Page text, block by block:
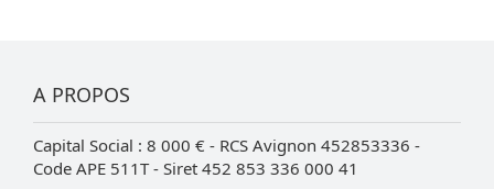
A PROPOS
Capital Social : 8 000 € - RCS Avignon 452853336 -
Code APE 511T - Siret 452 853 336 000 41